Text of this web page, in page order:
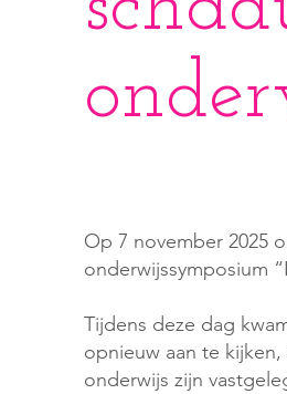
Op 7 november 2025
onderwijssymposium
Tijdens deze dag
opnieuw aan te
onderwijs zijn